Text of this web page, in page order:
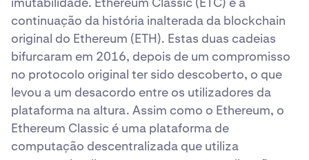
continuação da história inalterada da blockchain
original do Ethereum (ETH). Estas duas cadeias
bifurcaram em 2016, depois de um compromisso
no protocolo original ter sido descoberto, o que
levou a um desacordo entre os utilizadores da
plataforma na altura. Assim como o Ethereum, o
Ethereum Classic é uma plataforma de
computação descentralizada que utiliza